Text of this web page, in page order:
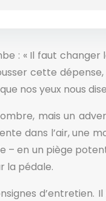
: « Il faut
cette
nos yeux nous
mais un
dans l’air, une
en un piège
la pédale.